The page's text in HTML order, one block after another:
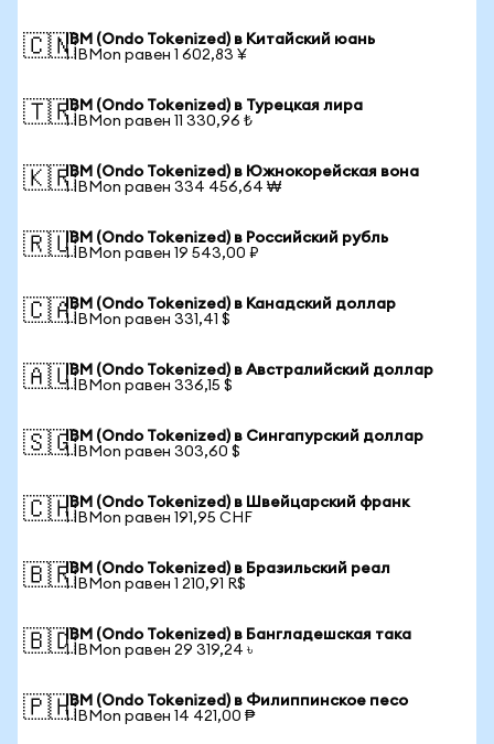
🇨🇳IBM (Ondo Tokenized) в Китайский юань
1 IBMon равен 1 602,83 ¥
🇹🇷IBM (Ondo Tokenized) в Турецкая лира
1 IBMon равен 11 330,96 ₺
🇰🇷IBM (Ondo Tokenized) в Южнокорейская вона
1 IBMon равен 334 456,64 ₩
🇷🇺IBM (Ondo Tokenized) в Российский рубль
1 IBMon равен 19 543,00 ₽
🇨🇦IBM (Ondo Tokenized) в Канадский доллар
1 IBMon равен 331,41 $
🇦🇺IBM (Ondo Tokenized) в Австралийский доллар
1 IBMon равен 336,15 $
🇸🇬IBM (Ondo Tokenized) в Сингапурский доллар
1 IBMon равен 303,60 $
🇨🇭IBM (Ondo Tokenized) в Швейцарский франк
1 IBMon равен 191,95 CHF
🇧🇷IBM (Ondo Tokenized) в Бразильский реал
1 IBMon равен 1 210,91 R$
🇧🇩IBM (Ondo Tokenized) в Бангладешская така
1 IBMon равен 29 319,24 ৳
🇵🇭IBM (Ondo Tokenized) в Филиппинское песо
1 IBMon равен 14 421,00 ₱